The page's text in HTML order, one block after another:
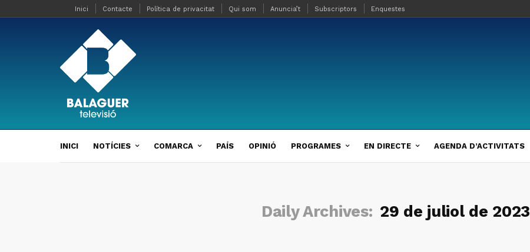
Inici Contacte Política de privacitat Qui som Anuncia’t Subscriptors Enquestes
INICI NOTÍCIES COMARCA PAÍS OPINIÓ PROGRAMES EN DIRECTE AGENDA D’ACTIVITATS
Daily Archives: 29 de juliol de 2023